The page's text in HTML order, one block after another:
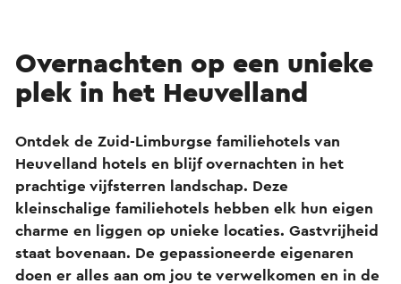
Overnachten op een unieke
plek in het Heuvelland
Ontdek de Zuid-Limburgse familiehotels van
Heuvelland hotels en blijf overnachten in het
prachtige vijfsterren landschap. Deze
kleinschalige familiehotels hebben elk hun eigen
charme en liggen op unieke locaties. Gastvrijheid
staat bovenaan. De gepassioneerde eigenaren
doen er alles aan om jou te verwelkomen en in de